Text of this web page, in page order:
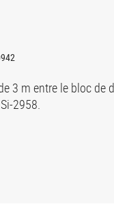
3 m entre le bloc
2958.